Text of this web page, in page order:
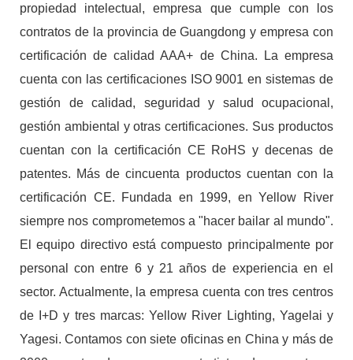
propiedad intelectual, empresa que cumple con los
contratos de la provincia de Guangdong y empresa con
certificación de calidad AAA+ de China. La empresa
cuenta con las certificaciones ISO 9001 en sistemas de
gestión de calidad, seguridad y salud ocupacional,
gestión ambiental y otras certificaciones. Sus productos
cuentan con la certificación CE RoHS y decenas de
patentes. Más de cincuenta productos cuentan con la
certificación CE. Fundada en 1999, en Yellow River
siempre nos comprometemos a "hacer bailar al mundo".
El equipo directivo está compuesto principalmente por
personal con entre 6 y 21 años de experiencia en el
sector. Actualmente, la empresa cuenta con tres centros
de I+D y tres marcas: Yellow River Lighting, Yagelai y
Yagesi. Contamos con siete oficinas en China y más de